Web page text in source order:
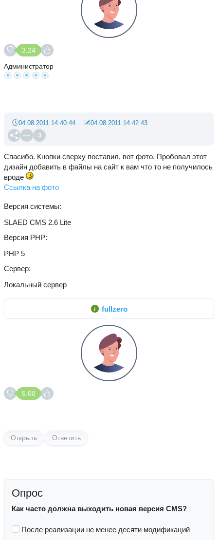
3.24
Администратор
3
04.08.2011 14:40:44 04.08.2011 14:42:43
Спасибо. Кнопки сверху поставил, вот фото. Пробовал этот
дизайн добавить в файлы на сайт к вам что то не получилось
вроде
Ссылка на фото
Версия системы
SLAED CMS 2.6 Lite
Версия PHP
PHP 5
Сервер
Локальный сервер
fullzero
5.00
Открыть Ответить
Опрос
Как часто должна выходить новая версия CMS?
После реализации не менее десяти модификаций